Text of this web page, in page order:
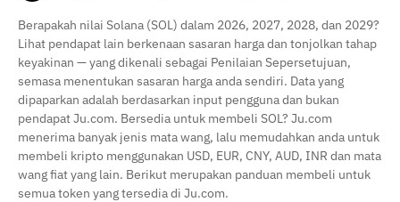
Berapakah nilai Solana (SOL) dalam 2026, 2027, 2028, dan 2029?
Lihat pendapat lain berkenaan sasaran harga dan tonjolkan tahap
keyakinan — yang dikenali sebagai Penilaian Sepersetujuan,
semasa menentukan sasaran harga anda sendiri. Data yang
dipaparkan adalah berdasarkan input pengguna dan bukan
pendapat Ju.com. Bersedia untuk membeli SOL? Ju.com
menerima banyak jenis mata wang, lalu memudahkan anda untuk
membeli kripto menggunakan USD, EUR, CNY, AUD, INR dan mata
wang fiat yang lain. Berikut merupakan panduan membeli untuk
semua token yang tersedia di Ju.com.